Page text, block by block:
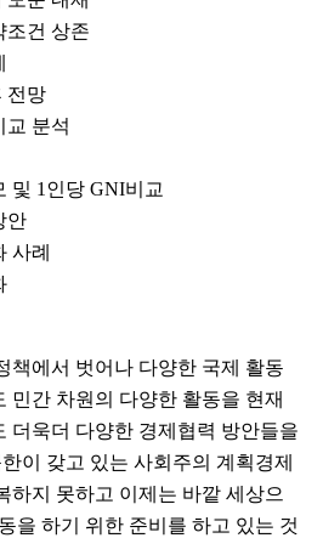
조건 상존
전망
교 분석
및 1인당 GNI비교
안
사례
책에서 벗어나 다양한 국제 활동
민간 차원의 다양한 활동을 현재
더욱더 다양한 경제협력 방안들을
이 갖고 있는 사회주의 계획경제
하지 못하고 이제는 바깥 세상으
을 하기 위한 준비를 하고 있는 것